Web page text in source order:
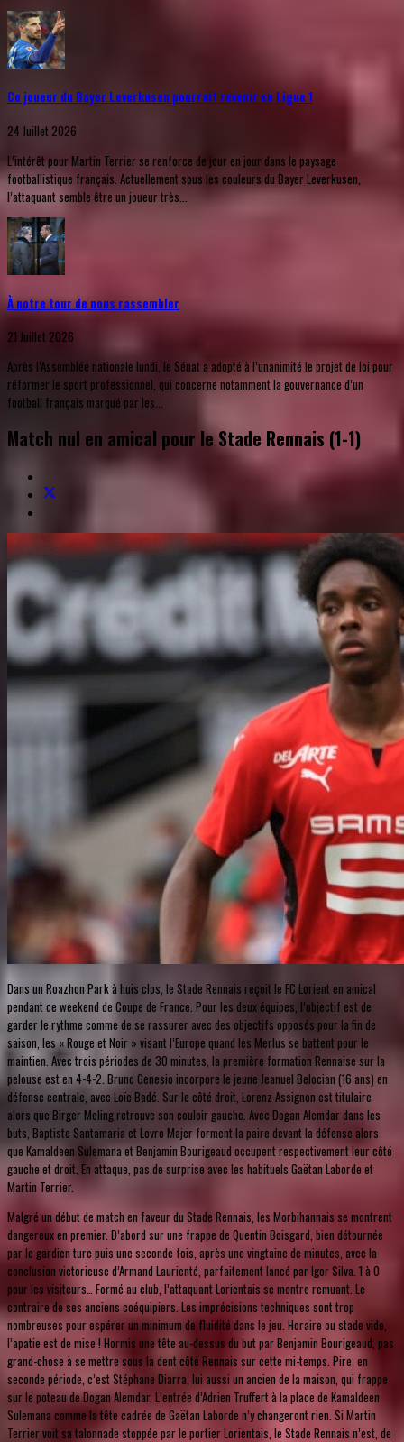
Ce joueur du Bayer Leverkusen pourrait revenir en Ligue 1
24 Juillet 2026
L’intérêt pour Martin Terrier se renforce de jour en jour dans le paysage
footballistique français. Actuellement sous les couleurs du Bayer Leverkusen,
l’attaquant semble être un joueur très...
À notre tour de nous rassembler
21 Juillet 2026
Après l’Assemblée nationale lundi, le Sénat a adopté à l’unanimité le projet de loi pour
réformer le sport professionnel, qui concerne notamment la gouvernance d’un
football français marqué par les...
Match nul en amical pour le Stade Rennais (1-1)
Dans un Roazhon Park à huis clos, le Stade Rennais reçoit le FC Lorient en amical
pendant ce weekend de Coupe de France. Pour les deux équipes, l’objectif est de
garder le rythme comme de se rassurer avec des objectifs opposés pour la fin de
saison, les « Rouge et Noir » visant l’Europe quand les Merlus se battent pour le
maintien. Avec trois périodes de 30 minutes, la première formation Rennaise sur la
pelouse est en 4-4-2. Bruno Genesio incorpore le jeune Jeanuel Belocian (16 ans) en
défense centrale, avec Loïc Badé. Sur le côté droit, Lorenz Assignon est titulaire
alors que Birger Meling retrouve son couloir gauche. Avec Dogan Alemdar dans les
buts, Baptiste Santamaria et Lovro Majer forment la paire devant la défense alors
que Kamaldeen Sulemana et Benjamin Bourigeaud occupent respectivement leur côté
gauche et droit. En attaque, pas de surprise avec les habituels Gaëtan Laborde et
Martin Terrier.
Malgré un début de match en faveur du Stade Rennais, les Morbihannais se montrent
dangereux en premier. D’abord sur une frappe de Quentin Boisgard, bien détournée
par le gardien turc puis une seconde fois, après une vingtaine de minutes, avec la
conclusion victorieuse d’Armand Laurienté, parfaitement lancé par Igor Silva. 1 à 0
pour les visiteurs… Formé au club, l’attaquant Lorientais se montre remuant. Le
contraire de ses anciens coéquipiers. Les imprécisions techniques sont trop
nombreuses pour espérer un minimum de fluidité dans le jeu. Horaire ou stade vide,
l’apatie est de mise ! Hormis une tête au-dessus du but par Benjamin Bourigeaud, pas
grand-chose à se mettre sous la dent côté Rennais sur cette mi-temps. Pire, en
seconde période, c’est Stéphane Diarra, lui aussi un ancien de la maison, qui frappe
sur le poteau de Dogan Alemdar. L’entrée d’Adrien Truffert à la place de Kamaldeen
Sulemana comme la tête cadrée de Gaëtan Laborde n’y changeront rien. Si Martin
Terrier voit sa talonnade stoppée par le portier Lorientais, le Stade Rennais n’est, de